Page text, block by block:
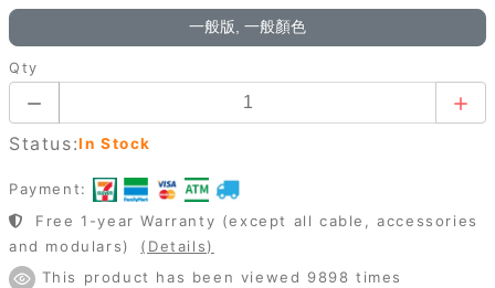
一般版, 一般顏色
Qty
Status:In Stock
Payment:
Free 1-year Warranty (except all cable, accessories
and modulars)
(Details)
This product has been viewed 9898 times